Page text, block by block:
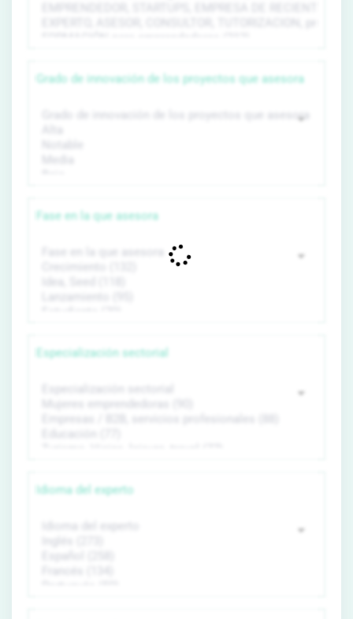
Grado de innovación de los proyectos que asesora
Fase en la que asesora
Especialización sectorial
Idioma del experto